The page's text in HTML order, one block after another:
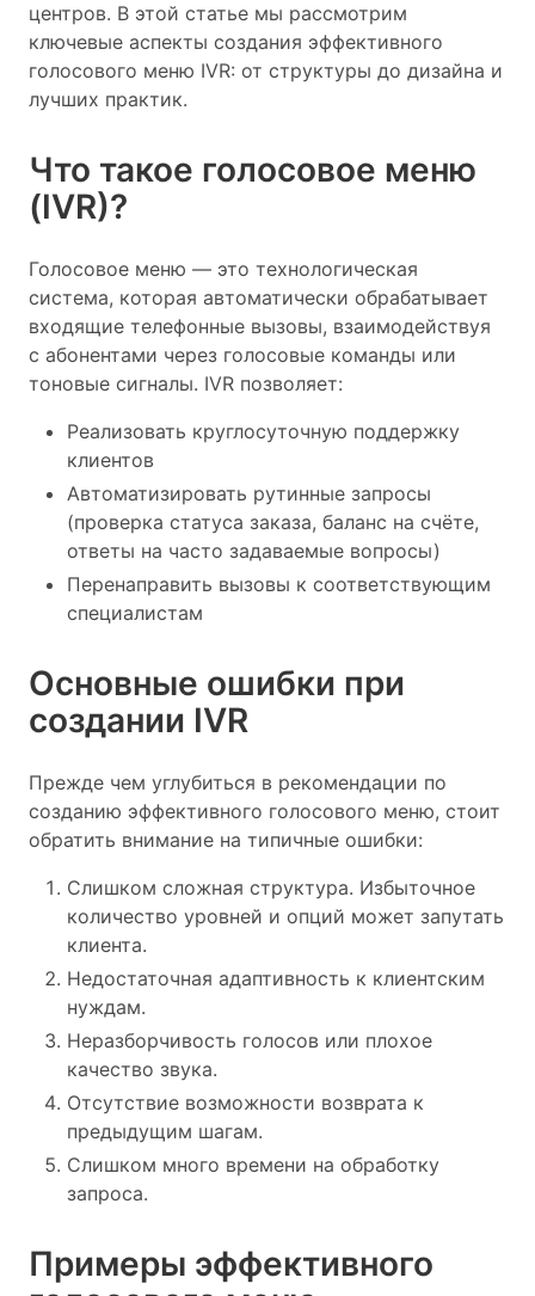
центров. В этой статье мы рассмотрим
ключевые аспекты создания эффективного
голосового меню IVR: от структуры до дизайна и
лучших практик.
Что такое голосовое меню
(IVR)?
Голосовое меню — это технологическая
система, которая автоматически обрабатывает
входящие телефонные вызовы, взаимодействуя
с абонентами через голосовые команды или
тоновые сигналы. IVR позволяет:
Реализовать круглосуточную поддержку
клиентов
Автоматизировать рутинные запросы
(проверка статуса заказа, баланс на счёте,
ответы на часто задаваемые вопросы)
Перенаправить вызовы к соответствующим
специалистам
Основные ошибки при
создании IVR
Прежде чем углубиться в рекомендации по
созданию эффективного голосового меню, стоит
обратить внимание на типичные ошибки:
Слишком сложная структура. Избыточное
количество уровней и опций может запутать
клиента.
Недостаточная адаптивность к клиентским
нуждам.
Неразборчивость голосов или плохое
качество звука.
Отсутствие возможности возврата к
предыдущим шагам.
Слишком много времени на обработку
запроса.
Примеры эффективного